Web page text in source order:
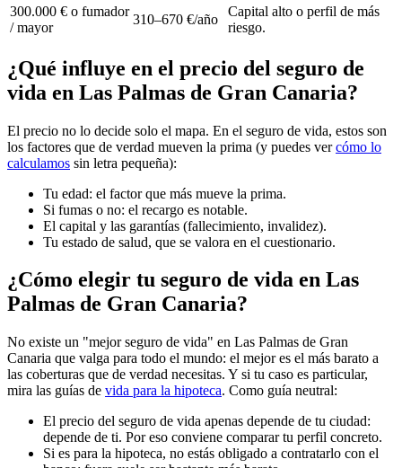
300.000 € o fumador
/ mayor
310–670 €/año
Capital alto o perfil de más
riesgo.
¿Qué influye en el precio del seguro de
vida en Las Palmas de Gran Canaria?
El precio no lo decide solo el mapa. En el seguro de vida, estos son
los factores que de verdad mueven la prima (y puedes vercómo lo
calculamos sin letra pequeña):
Tu edad: el factor que más mueve la prima.
Si fumas o no: el recargo es notable.
El capital y las garantías (fallecimiento, invalidez).
Tu estado de salud, que se valora en el cuestionario.
¿Cómo elegir tu seguro de vida en Las
Palmas de Gran Canaria?
No existe un "mejor seguro de vida" en Las Palmas de Gran
Canaria que valga para todo el mundo: el mejor es el más barato a
las coberturas que de verdad necesitas. Y si tu caso es particular,
mira las guías de vida para la hipoteca. Como guía neutral:
El precio del seguro de vida apenas depende de tu ciudad:
depende de ti. Por eso conviene comparar tu perfil concreto.
Si es para la hipoteca, no estás obligado a contratarlo con el